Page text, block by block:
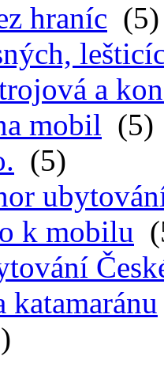
hraníc (5)
a
mobil (5)
(5)
k mobilu
katamaránu